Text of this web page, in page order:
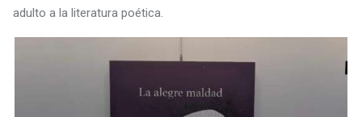
adulto a la literatura poética.